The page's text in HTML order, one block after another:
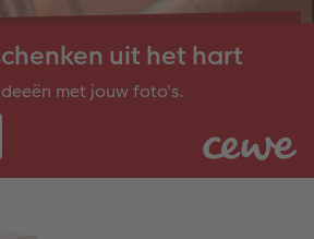
uit het hart
met jouw foto's.